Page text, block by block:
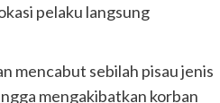
pelaku langsung
mencabut sebilah pisau jenis
mengakibatkan korban